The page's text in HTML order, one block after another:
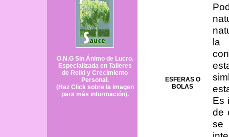
O.N.G Sin Ánimo de Lucro.
Especializada en Talleres
de Reiki y Crecimiento
Personal.
(Haz Click sobre la imagen
para más información).
ESFERAS O
BOLAS
la
Es
de
se